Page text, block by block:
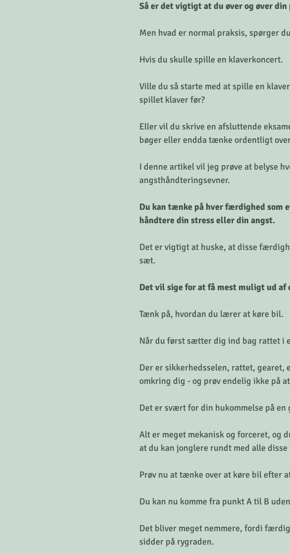
Så er det vigtigt at du øver og øver din
Men hvad er normal praksis, spørger
Hvis du skulle spille en klaverkoncert.
Ville du så starte med at spille en
spillet klaver før?
Eller vil du skrive en afsluttende
bøger eller endda tænke ordentligt
I denne artikel vil jeg prøve at belyse
angsthåndteringsevner.
Du kan tænke på hver færdighed
håndtere din stress eller din angst.
Det er vigtigt at huske, at disse
sæt.
Det vil sige for at få mest muligt ud af
Tænk på, hvordan du lærer at køre bil.
Når du først sætter dig ind bag rattet i
Der er sikkerhedsselen, rattet, gearet,
omkring dig - og prøv endelig ikke på
Det er svært for din hukommelse på
Alt er meget mekanisk og forceret, og
at du kan jonglere rundt med alle
Prøv nu at tænke over at køre bil efter
Du kan nu komme fra punkt A til B
Det bliver meget nemmere, fordi
sidder på rygraden.